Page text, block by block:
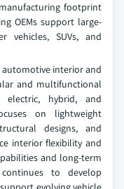
footprint
OEMs support large-
vehicles, SUVs, and
automotive interior and
and multifunctional
hybrid, and
on lightweight
designs, and
interior flexibility and
and long-term
to develop